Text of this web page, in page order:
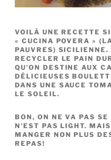
VOILÀ UNE RECETTE
« CUCINA POVERA »
PAUVRES) SICILIENNE.
RECYCLER LE PAIN
QU’ON DESTINE AUX
DÉLICIEUSES
DANS UNE SAUCE
LE SOLEIL.
BON, ON NE VA PAS
N’EST PAS LIGHT.
MANGER NON PLUS
REPAS!